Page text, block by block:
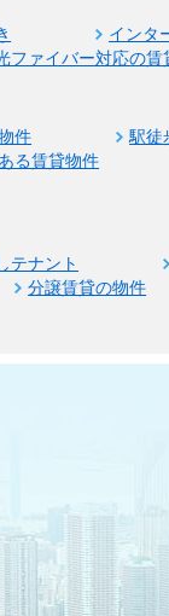
インタ
ファイバー対応の賃
件 駅徒
る賃貸物件
テナント
分譲賃貸の物件